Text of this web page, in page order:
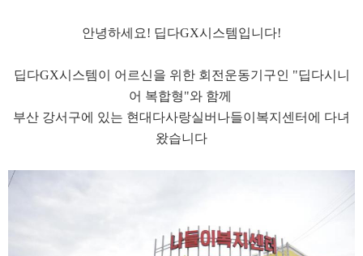
안녕하세요! 딥다GX시스템입니다!
​딥다GX시스템이 어르신을 위한 회전운동기구인 "딥다시니
어 복합형"와 함께
부산 강서구에 있는 현대다사랑실버나들이복지센터에 다녀
왔습니다